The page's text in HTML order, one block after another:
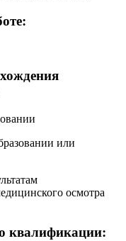
или
осмотра
о квалификации: